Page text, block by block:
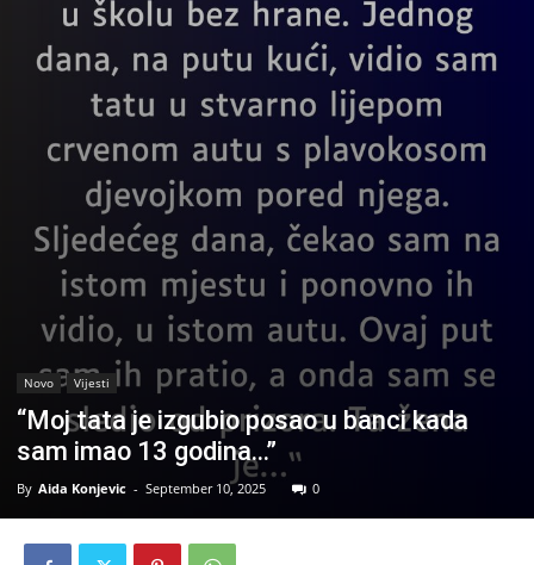
Novo Vijesti
“Moj tata je izgubio posao u banci kada
sam imao 13 godina…”
By Aida Konjevic - September 10, 2025 0